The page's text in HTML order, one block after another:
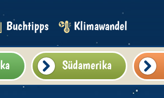
Buchtipps Klimawandel
Südamerika